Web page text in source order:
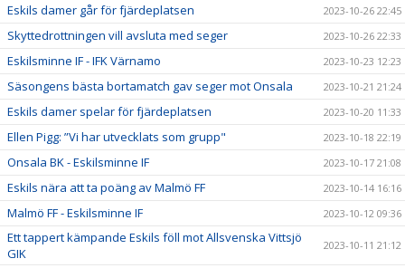
Eskils damer går för fjärdeplatsen 2023-10-26 22:45
Skyttedrottningen vill avsluta med seger 2023-10-26 22:33
Eskilsminne IF - IFK Värnamo 2023-10-23 12:23
Säsongens bästa bortamatch gav seger mot Onsala 2023-10-21 21:24
Eskils damer spelar för fjärdeplatsen 2023-10-20 11:33
Ellen Pigg: ”Vi har utvecklats som grupp" 2023-10-18 22:19
Onsala BK - Eskilsminne IF 2023-10-17 21:08
Eskils nära att ta poäng av Malmö FF 2023-10-14 16:16
Malmö FF - Eskilsminne IF 2023-10-12 09:36
Ett tappert kämpande Eskils föll mot Allsvenska Vittsjö
GIK
2023-10-11 21:12